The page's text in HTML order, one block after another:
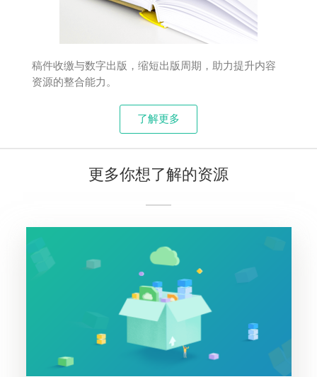
稿件收缴与数字出版，缩短出版周期，助力提升内容
资源的整合能力。
了解更多
更多你想了解的资源